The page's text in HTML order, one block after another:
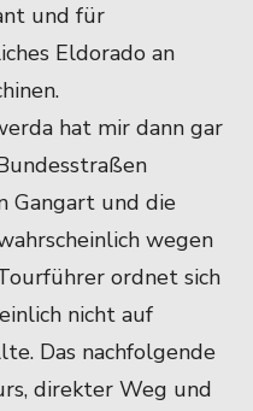
und für
Eldorado an
hat mir dann gar
Gangart und die
wegen
ordnet sich
nicht auf
Das nachfolgende
direkter Weg und